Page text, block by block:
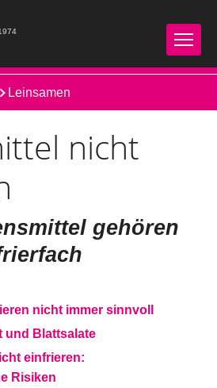
Leinsamen
nicht
gehören
nicht immer sinnvoll
und Blattsalate
einfrieren:
Risiken